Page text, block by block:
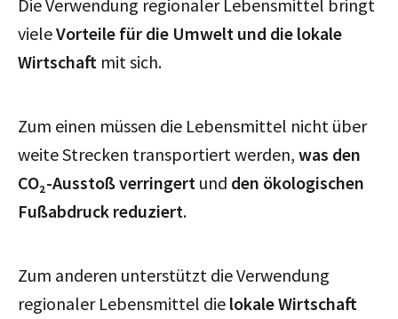
Die Verwendung regionaler Lebensmittel bringt
vieleVorteile für die Umwelt und die lokale
Wirtschaft mit sich.
Zum einen müssen die Lebensmittel nicht über
weite Strecken transportiert werden, was den
CO₂-Ausstoß verringert und den ökologischen
Fußabdruck reduziert.
Zum anderen unterstützt die Verwendung
regionaler Lebensmittel die lokale Wirtschaft